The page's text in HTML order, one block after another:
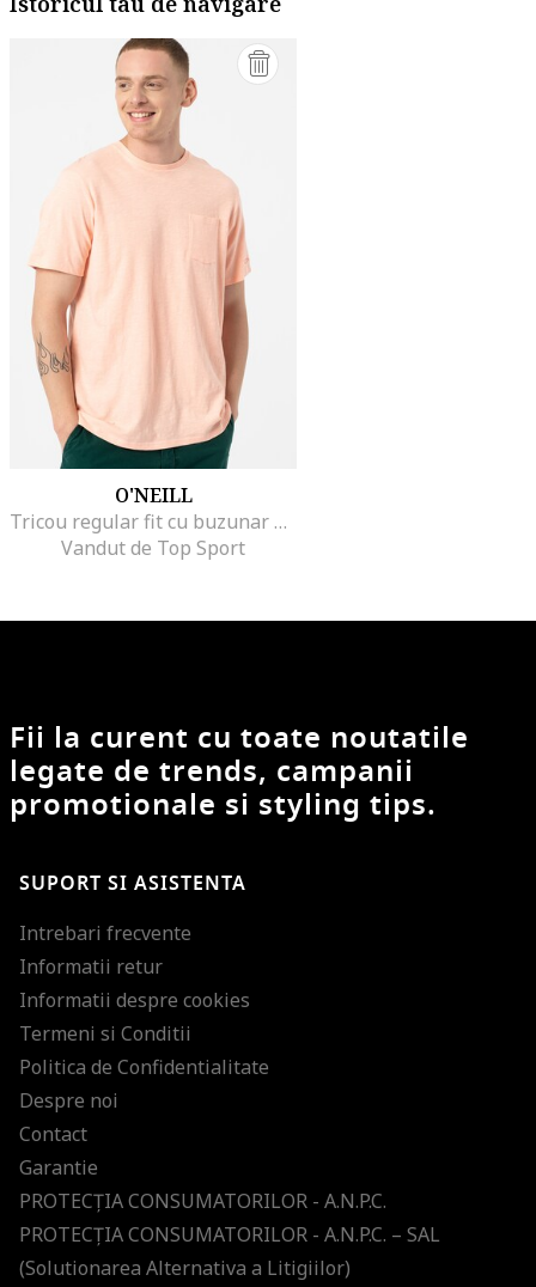
O'NEILL
Tricou regular fit cu buzunar pe piept, Piersica
Vandut de Top Sport
Fii la curent cu toate noutatile
legate de trends, campanii
promotionale si styling tips.
SUPORT SI ASISTENTA
Intrebari frecvente
Informatii retur
Informatii despre cookies
Termeni si Conditii
Politica de Confidentialitate
Despre noi
Contact
Garantie
PROTECŢIA CONSUMATORILOR - A.N.P.C.
PROTECŢIA CONSUMATORILOR - A.N.P.C. – SAL
(Solutionarea Alternativa a Litigiilor)